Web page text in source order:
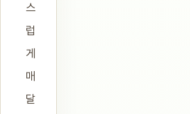
스
럽
게
매
달